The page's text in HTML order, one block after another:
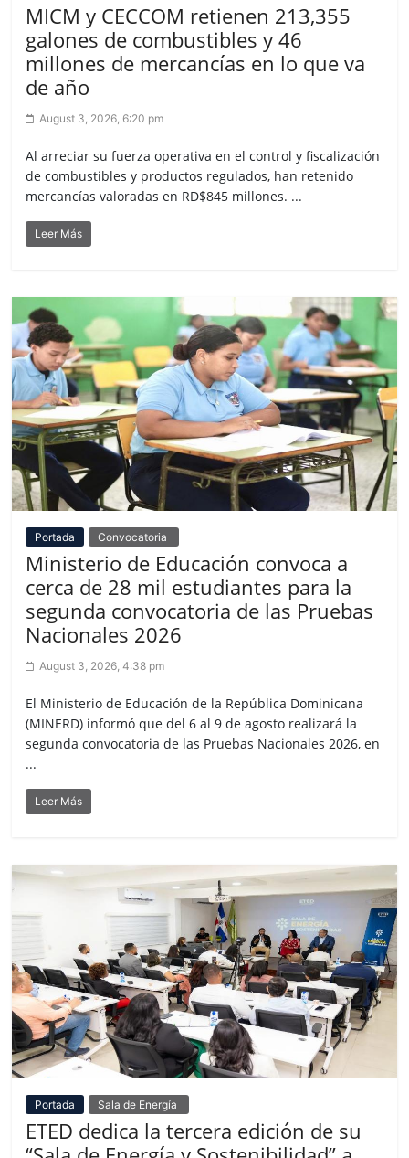
MICM y CECCOM retienen 213,355
galones de combustibles y 46
millones de mercancías en lo que va
de año
August 3, 2026, 6:20 pm
Al arreciar su fuerza operativa en el control y fiscalización
de combustibles y productos regulados, han retenido
mercancías valoradas en RD$845 millones. ...
Leer Más
Portada Convocatoria
Ministerio de Educación convoca a
cerca de 28 mil estudiantes para la
segunda convocatoria de las Pruebas
Nacionales 2026
August 3, 2026, 4:38 pm
El Ministerio de Educación de la República Dominicana
(MINERD) informó que del 6 al 9 de agosto realizará la
segunda convocatoria de las Pruebas Nacionales 2026, en
...
Leer Más
Portada Sala de Energía
ETED dedica la tercera edición de su